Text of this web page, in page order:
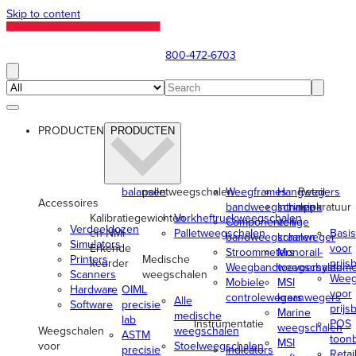
Skip to content
800-472-6703
PRODUCTEN PRODUCTEN
Accessoires
Verdeeldozen
Simulators
Printers
Scanners
Hardware
Software
Weegschalen
voor
balansen
Kalibratiegewichten
en NMi
Erkende
keurder
OIML
precisie
lab
ASTM
precisie
palletweegschalen
Vorkheftruckweegschalen
Palletweegschalen
Medische
weegschalen
Alle
medische
weegschalen
Stoelweegschalen
Weegframes
bandweegschalen
Componenten
bandweegschalen
Stroommeters
Mobiele
controlewegers
Instrumentatie
Indicators
Hangwegers
Intrinsiek
veilige
kraanweger
Monorail-
weegschalen
MSI
kraanwegers
Marine
weegschalen
MSI
Retail-
apparatuur
voor
voor
POS